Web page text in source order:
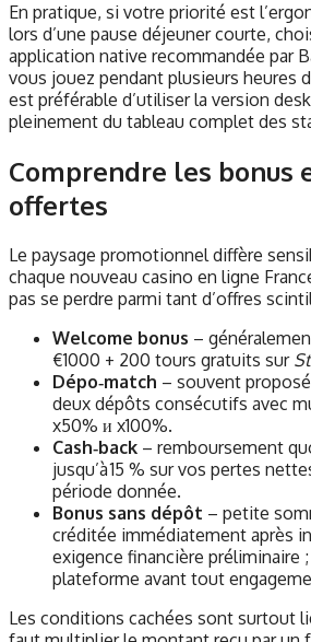
En pratique, si votre priorité est
lors d’une pause déjeuner courte,
application native recommandée par
vous jouez pendant plusieurs heures
est préférable d’utiliser la version
pleinement du tableau complet des
Comprendre les bonus
offertes
Le paysage promotionnel diffère
chaque nouveau casino en ligne
pas se perdre parmi tant d’offres
Welcome bonus –
€1000 + 200 tours gratuits sur
Dépo‑match – souvent
deux dépôts consécutifs avec
x50% и x100%.
Cash‑back – remboursement
jusqu’à 15 % sur vos pertes
période donnée.
Bonus sans dépôt – petite
créditée immédiatement après
exigence financière préliminaire
plateforme avant tout
Les conditions cachées sont surtout